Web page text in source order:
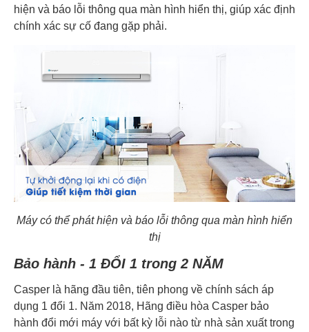
hiện và báo lỗi thông qua màn hình hiển thị, giúp xác định
chính xác sự cố đang gặp phải.
Máy có thể phát hiện và báo lỗi thông qua màn hình hiển
thị
Bảo hành - 1 ĐỔI 1 trong 2 NĂM
Casper là hãng đầu tiên, tiên phong về chính sách áp
dụng 1 đổi 1. Năm 2018, Hãng điều hòa Casper bảo
hành đổi mới máy với bất kỳ lỗi nào từ nhà sản xuất trong